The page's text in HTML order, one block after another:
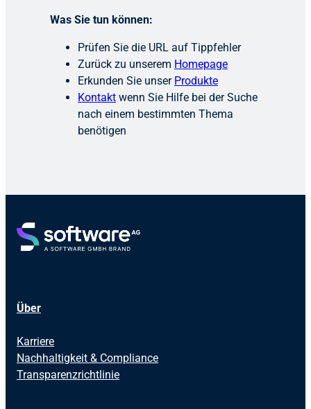
Was Sie tun können:
Prüfen Sie die URL auf Tippfehler
Zurück zu unserem Homepage
Erkunden Sie unser Produkte
Kontakt wenn Sie Hilfe bei der Suche
nach einem bestimmten Thema
benötigen
Über
Karriere
Nachhaltigkeit & Compliance
Transparenzrichtlinie